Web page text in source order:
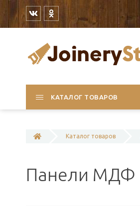
КАТАЛОГ ТОВАРОВ
Каталог товаров
Панели МДФ